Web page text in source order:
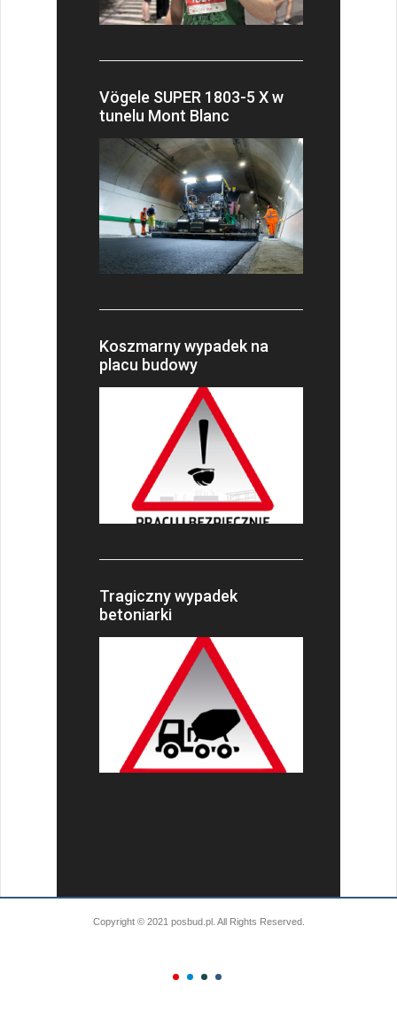
Vögele SUPER 1803-5 X w
tunelu Mont Blanc
Koszmarny wypadek na
placu budowy
Tragiczny wypadek
betoniarki
Copyright © 2021 posbud.pl. All Rights Reserved.